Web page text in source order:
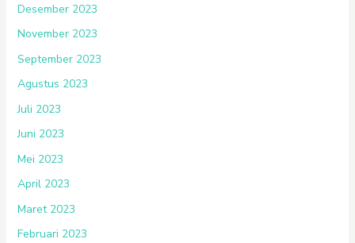
Desember 2023
November 2023
September 2023
Agustus 2023
Juli 2023
Juni 2023
Mei 2023
April 2023
Maret 2023
Februari 2023